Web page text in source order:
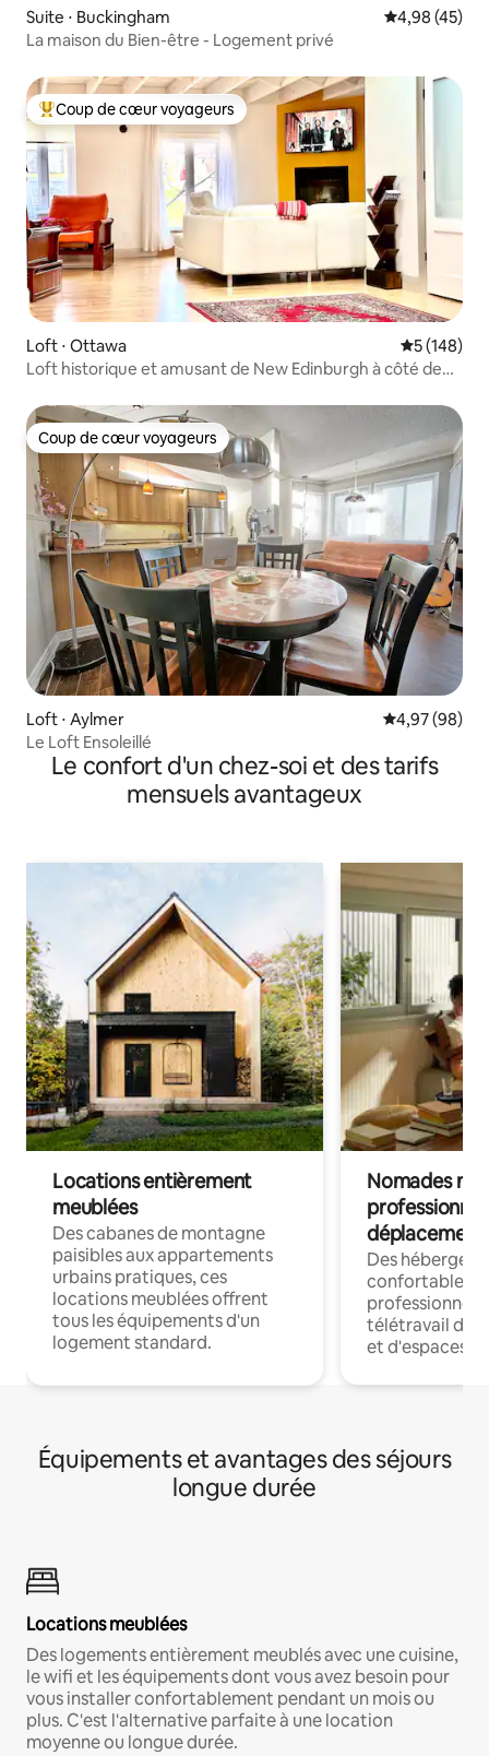
Suite ⋅ Buckingham Évaluation
4,98 (45)
La maison du Bien-être - Logement privé
Coups de cœur voyageurs les plus appréciés
Coup de cœur voyageurs
Loft ⋅ Ottawa Évaluation
5 (148)
Loft historique et amusant de New Edinburgh à côté de
Coup de cœur voyageurs
Coup de cœur voyageurs
Loft ⋅ Aylmer Évaluation
4,97 (98)
Le Loft Ensoleillé
Le confort d'un chez-soi et des tarifs
mensuels avantageux
Locations entièrement
meublées
Des cabanes de montagne
paisibles aux appartements
urbains pratiques, ces
locations meublées offrent
tous les équipements d'un
logement standard.
Nomades
déplacement
Des
confortables
professionnels
télétravail
et d'espaces
Équipements et avantages des séjours
longue durée
Locations meublées
Des logements entièrement meublés avec une cuisine,
le wifi et les équipements dont vous avez besoin pour
vous installer confortablement pendant un mois ou
plus. C'est l'alternative parfaite à une location
moyenne ou longue durée.